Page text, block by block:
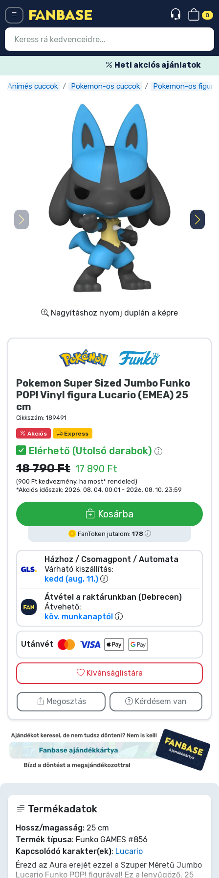
0
Heti akciós ajánlatok
Animés cuccok Pokemon-os cuccok Pokemon-os
Nagyításhoz nyomj duplán a képre
Pokemon Super Sized Jumbo Funko
POP! Vinyl figura Lucario (EMEA) 25
cm
Cikkszám: 189491
Akciós Express
Elérhető (Utolsó darabok)
18 790 Ft 17 890 Ft
(900 Ft kedvezmény, ha most* rendeled)
*Akciós időszak: 2026. 08. 04. 00:01 - 2026. 08. 10. 23:59
Kosárba
FanToken jutalom: 178
Házhoz / Csomagpont / Automata
Várható kiszállítás:
kedd (aug. 11.)
Átvétel a raktárunkban (Debrecen)
Átvehető:
köv. munkanaptól
Utánvét
Kívánságlistára
Megosztás Kérdésem van
Termékadatok
Hossz/magasság: 25 cm
Termék típusa: Funko GAMES #856
Kapcsolódó karakter(ek): Lucario
Érezd az Aura erejét ezzel a Szuper Méretű Jumbo
Lucario Funko POP! figurával! Ez a lenyűgöző, 25
Belépés Regisztráció
Legújabb cuccok
Akciós ajánlatok
Express szállítás
Előrendelhető cuccok
Outlet cuccok
Ajándékkártya
Szállítás és fizetés
Sorozatos cuccok
Animés cuccok
Gamer cuccok
Sportos cuccok
Zenés cuccok
Terméktípusok
Márkák